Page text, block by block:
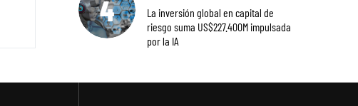
La inversión global en capital de
riesgo suma US$227.400M impulsada
por la IA